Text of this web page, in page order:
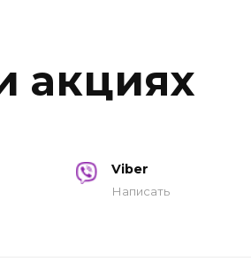
акциях
Viber
Написать